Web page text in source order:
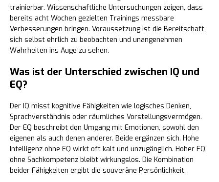
trainierbar. Wissenschaftliche Untersuchungen zeigen, dass
bereits acht Wochen gezielten Trainings messbare
Verbesserungen bringen. Voraussetzung ist die Bereitschaft,
sich selbst ehrlich zu beobachten und unangenehmen
Wahrheiten ins Auge zu sehen.
Was ist der Unterschied zwischen IQ und
EQ?
Der IQ misst kognitive Fähigkeiten wie logisches Denken,
Sprachverständnis oder räumliches Vorstellungsvermögen.
Der EQ beschreibt den Umgang mit Emotionen, sowohl den
eigenen als auch denen anderer. Beide ergänzen sich. Hohe
Intelligenz ohne EQ wirkt oft kalt und unzugänglich. Hoher EQ
ohne Sachkompetenz bleibt wirkungslos. Die Kombination
beider Fähigkeiten ergibt die souveräne Persönlichkeit.